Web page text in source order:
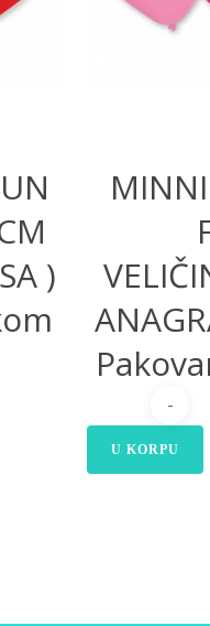
)
U KORPU